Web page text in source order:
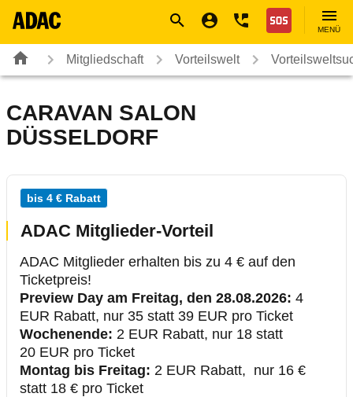
Nothilfe
MENÜ
Mitgliedschaft Vorteilswelt
CARAVAN SALON
DÜSSELDORF
bis 4 € Rabatt
ADAC Mitglieder-Vorteil
ADAC Mitglieder erhalten bis zu 4 € auf den
Ticketpreis!
Preview Day am Freitag, den 28.08.2026: 4
EUR Rabatt, nur 35 statt 39 EUR pro Ticket
Wochenende: 2 EUR Rabatt, nur 18 statt
20 EUR pro Ticket
Montag bis Freitag: 2 EUR Rabatt, nur 16 €
statt 18 € pro Ticket